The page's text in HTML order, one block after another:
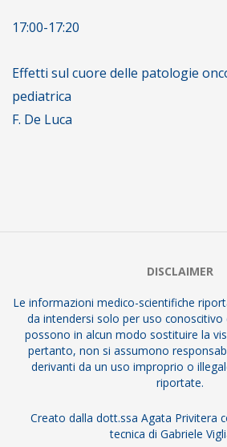
17:00-17:20
Effetti sul cuore delle patologie
pediatrica
F. De Luca
DISCLAIMER
Le informazioni medico-scientifiche
da intendersi solo per uso
possono in alcun modo sostituire la
pertanto, non si assumono
derivanti da un uso improprio o
riportate.
Creato dalla dott.ssa Agata Privitera
tecnica di Gabriele